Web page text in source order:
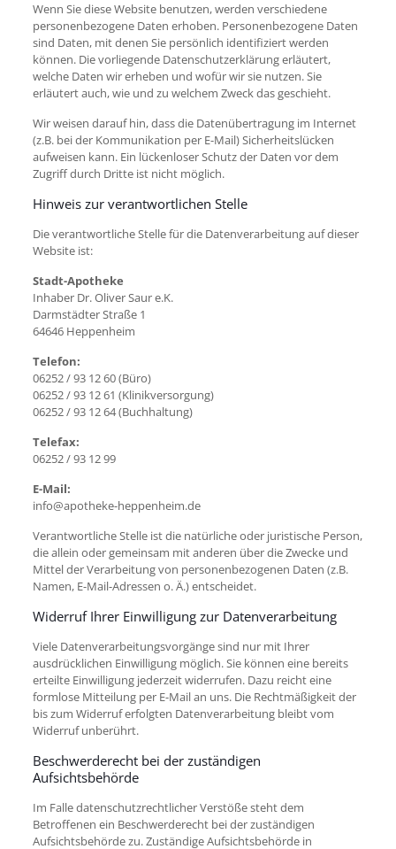
Wenn Sie diese Website benutzen, werden verschiedene
personenbezogene Daten erhoben. Personenbezogene Daten
sind Daten, mit denen Sie persönlich identifiziert werden
können. Die vorliegende Datenschutzerklärung erläutert,
welche Daten wir erheben und wofür wir sie nutzen. Sie
erläutert auch, wie und zu welchem Zweck das geschieht.
Wir weisen darauf hin, dass die Datenübertragung im Internet
(z.B. bei der Kommunikation per E-Mail) Sicherheitslücken
aufweisen kann. Ein lückenloser Schutz der Daten vor dem
Zugriff durch Dritte ist nicht möglich.
Hinweis zur verantwortlichen Stelle
Die verantwortliche Stelle für die Datenverarbeitung auf dieser
Website ist:
Stadt-Apotheke
Inhaber Dr. Oliver Saur e.K.
Darmstädter Straße 1
64646 Heppenheim
Telefon:
06252 / 93 12 60 (Büro)
06252 / 93 12 61 (Klinikversorgung)
06252 / 93 12 64 (Buchhaltung)
Telefax:
06252 / 93 12 99
E-Mail:
info@apotheke-heppenheim.de
Verantwortliche Stelle ist die natürliche oder juristische Person,
die allein oder gemeinsam mit anderen über die Zwecke und
Mittel der Verarbeitung von personenbezogenen Daten (z.B.
Namen, E-Mail-Adressen o. Ä.) entscheidet.
Widerruf Ihrer Einwilligung zur Datenverarbeitung
Viele Datenverarbeitungsvorgänge sind nur mit Ihrer
ausdrücklichen Einwilligung möglich. Sie können eine bereits
erteilte Einwilligung jederzeit widerrufen. Dazu reicht eine
formlose Mitteilung per E-Mail an uns. Die Rechtmäßigkeit der
bis zum Widerruf erfolgten Datenverarbeitung bleibt vom
Widerruf unberührt.
Beschwerderecht bei der zuständigen
Aufsichtsbehörde
Im Falle datenschutzrechtlicher Verstöße steht dem
Betroffenen ein Beschwerderecht bei der zuständigen
Aufsichtsbehörde zu. Zuständige Aufsichtsbehörde in